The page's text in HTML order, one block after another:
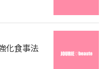
化食事法